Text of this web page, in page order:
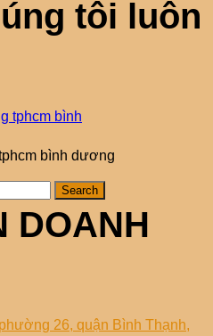
tôi luôn
bình dương
DOANH
26, quận Bình Thạnh,